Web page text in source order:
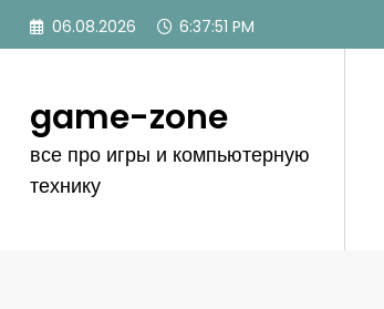
Перейти
06.08.2026 6:37:52 PM
game-zone
все про игры и компьютерную
технику